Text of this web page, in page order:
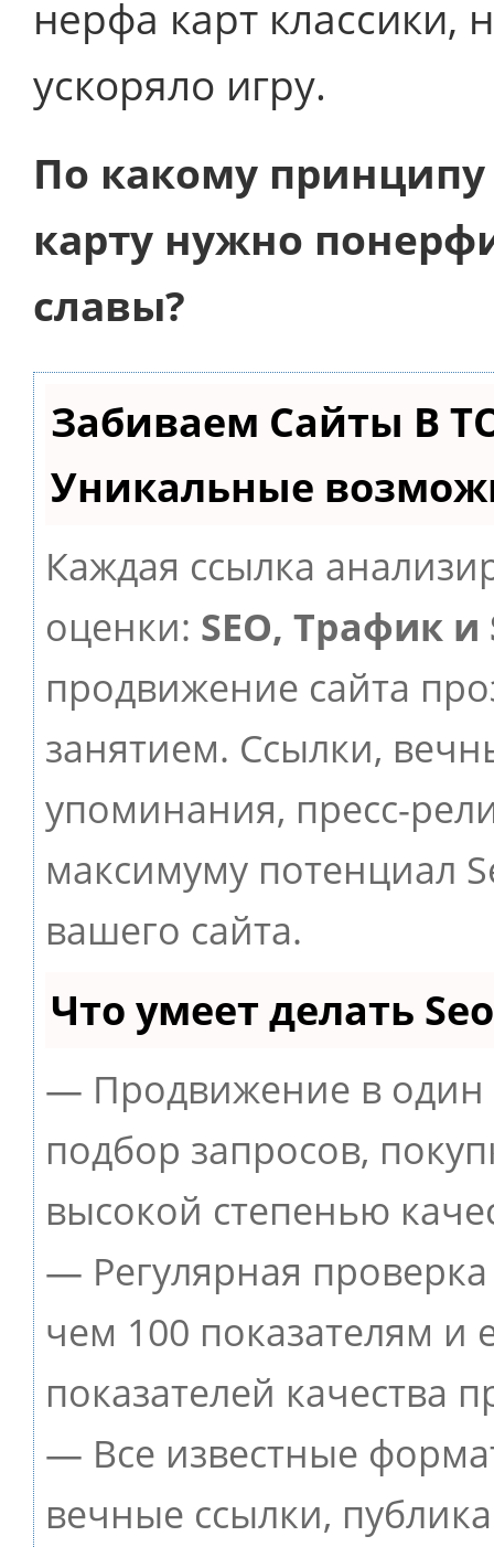
нерфа карт классики,
ускоряло игру.
По какому
карту нужно
славы?
Забиваем Сайты В
Уникальные
Каждая ссылка
оценки: SEO, Трафик и
продвижение сайта
занятием. Ссылки,
упоминания, пресс-
максимуму потенциал
вашего сайта.
Что умеет делать
— Продвижение в один
подбор запросов,
высокой степенью
— Регулярная
чем 100 показателям и
показателей качества
— Все известные
вечные ссылки,